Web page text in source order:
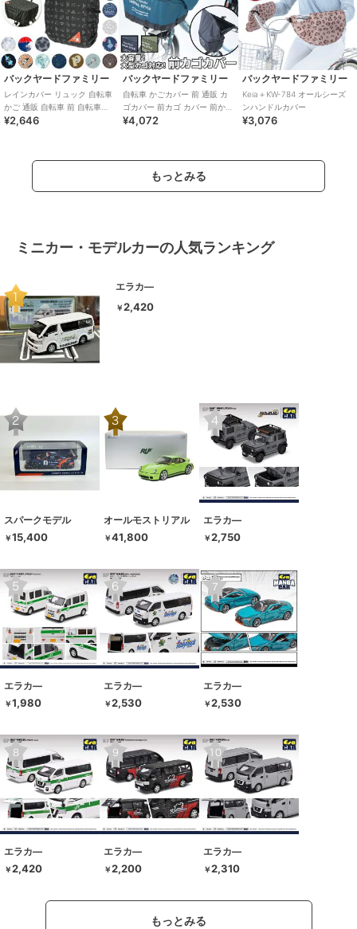
バックヤードファミリー
レインカバー リュック 自転車
かご 通販 自転車 前 自転車カ
ゴカバー おしゃれ 雨よけカバ
¥2,646
バックヤードファミリー
自転車 かごカバー 前 通販 カ
ゴカバー 前カゴ カバー 前かご
カバー 大きめ ワイド 容量アッ
¥4,072
バックヤードファミリー
Keia＋KW-784 オールシーズ
ンハンドルカバー
¥3,076
もっとみる
ミニカー・モデルカーの人気ランキング
エラカ―
￥2,420
スパークモデル
￥15,400
オールモストリアル
￥41,800
エラカ―
￥2,750
エラカ―
￥1,980
エラカ―
￥2,530
エラカ―
￥2,530
エラカ―
￥2,420
エラカ―
￥2,200
エラカ―
￥2,310
もっとみる